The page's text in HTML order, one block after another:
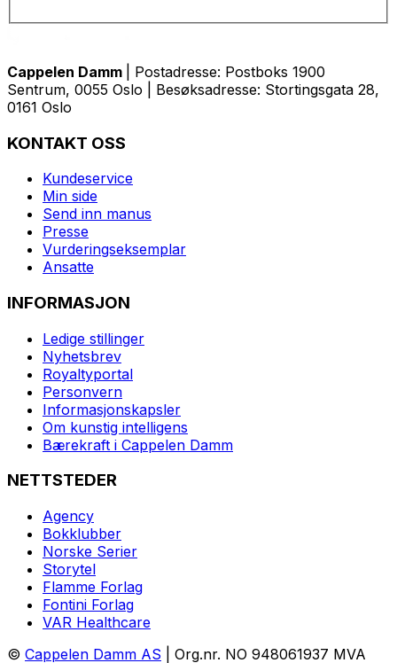
Cappelen Damm
| Postadresse: Postboks 1900
Sentrum, 0055 Oslo | Besøksadresse: Stortingsgata 28,
0161 Oslo
KONTAKT OSS
Kundeservice
Min side
Send inn manus
Presse
Vurderingseksemplar
Ansatte
INFORMASJON
Ledige stillinger
Nyhetsbrev
Royaltyportal
Personvern
Informasjonskapsler
Om kunstig intelligens
Bærekraft i Cappelen Damm
NETTSTEDER
Agency
Bokklubber
Norske Serier
Storytel
Flamme Forlag
Fontini Forlag
VAR Healthcare
© Cappelen Damm AS | Org.nr. NO 948061937 MVA